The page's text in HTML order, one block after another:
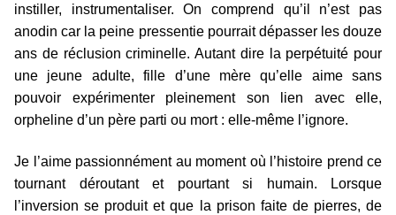
instiller, instrumentaliser. On comprend qu’il n’est pas
anodin car la peine pressentie pourrait dépasser les douze
ans de réclusion criminelle. Autant dire la perpétuité pour
une jeune adulte, fille d’une mère qu’elle aime sans
pouvoir expérimenter pleinement son lien avec elle,
orpheline d’un père parti ou mort : elle-même l’ignore.
Je l’aime passionnément au moment où l’histoire prend ce
tournant déroutant et pourtant si humain. Lorsque
l’inversion se produit et que la prison faite de pierres, de